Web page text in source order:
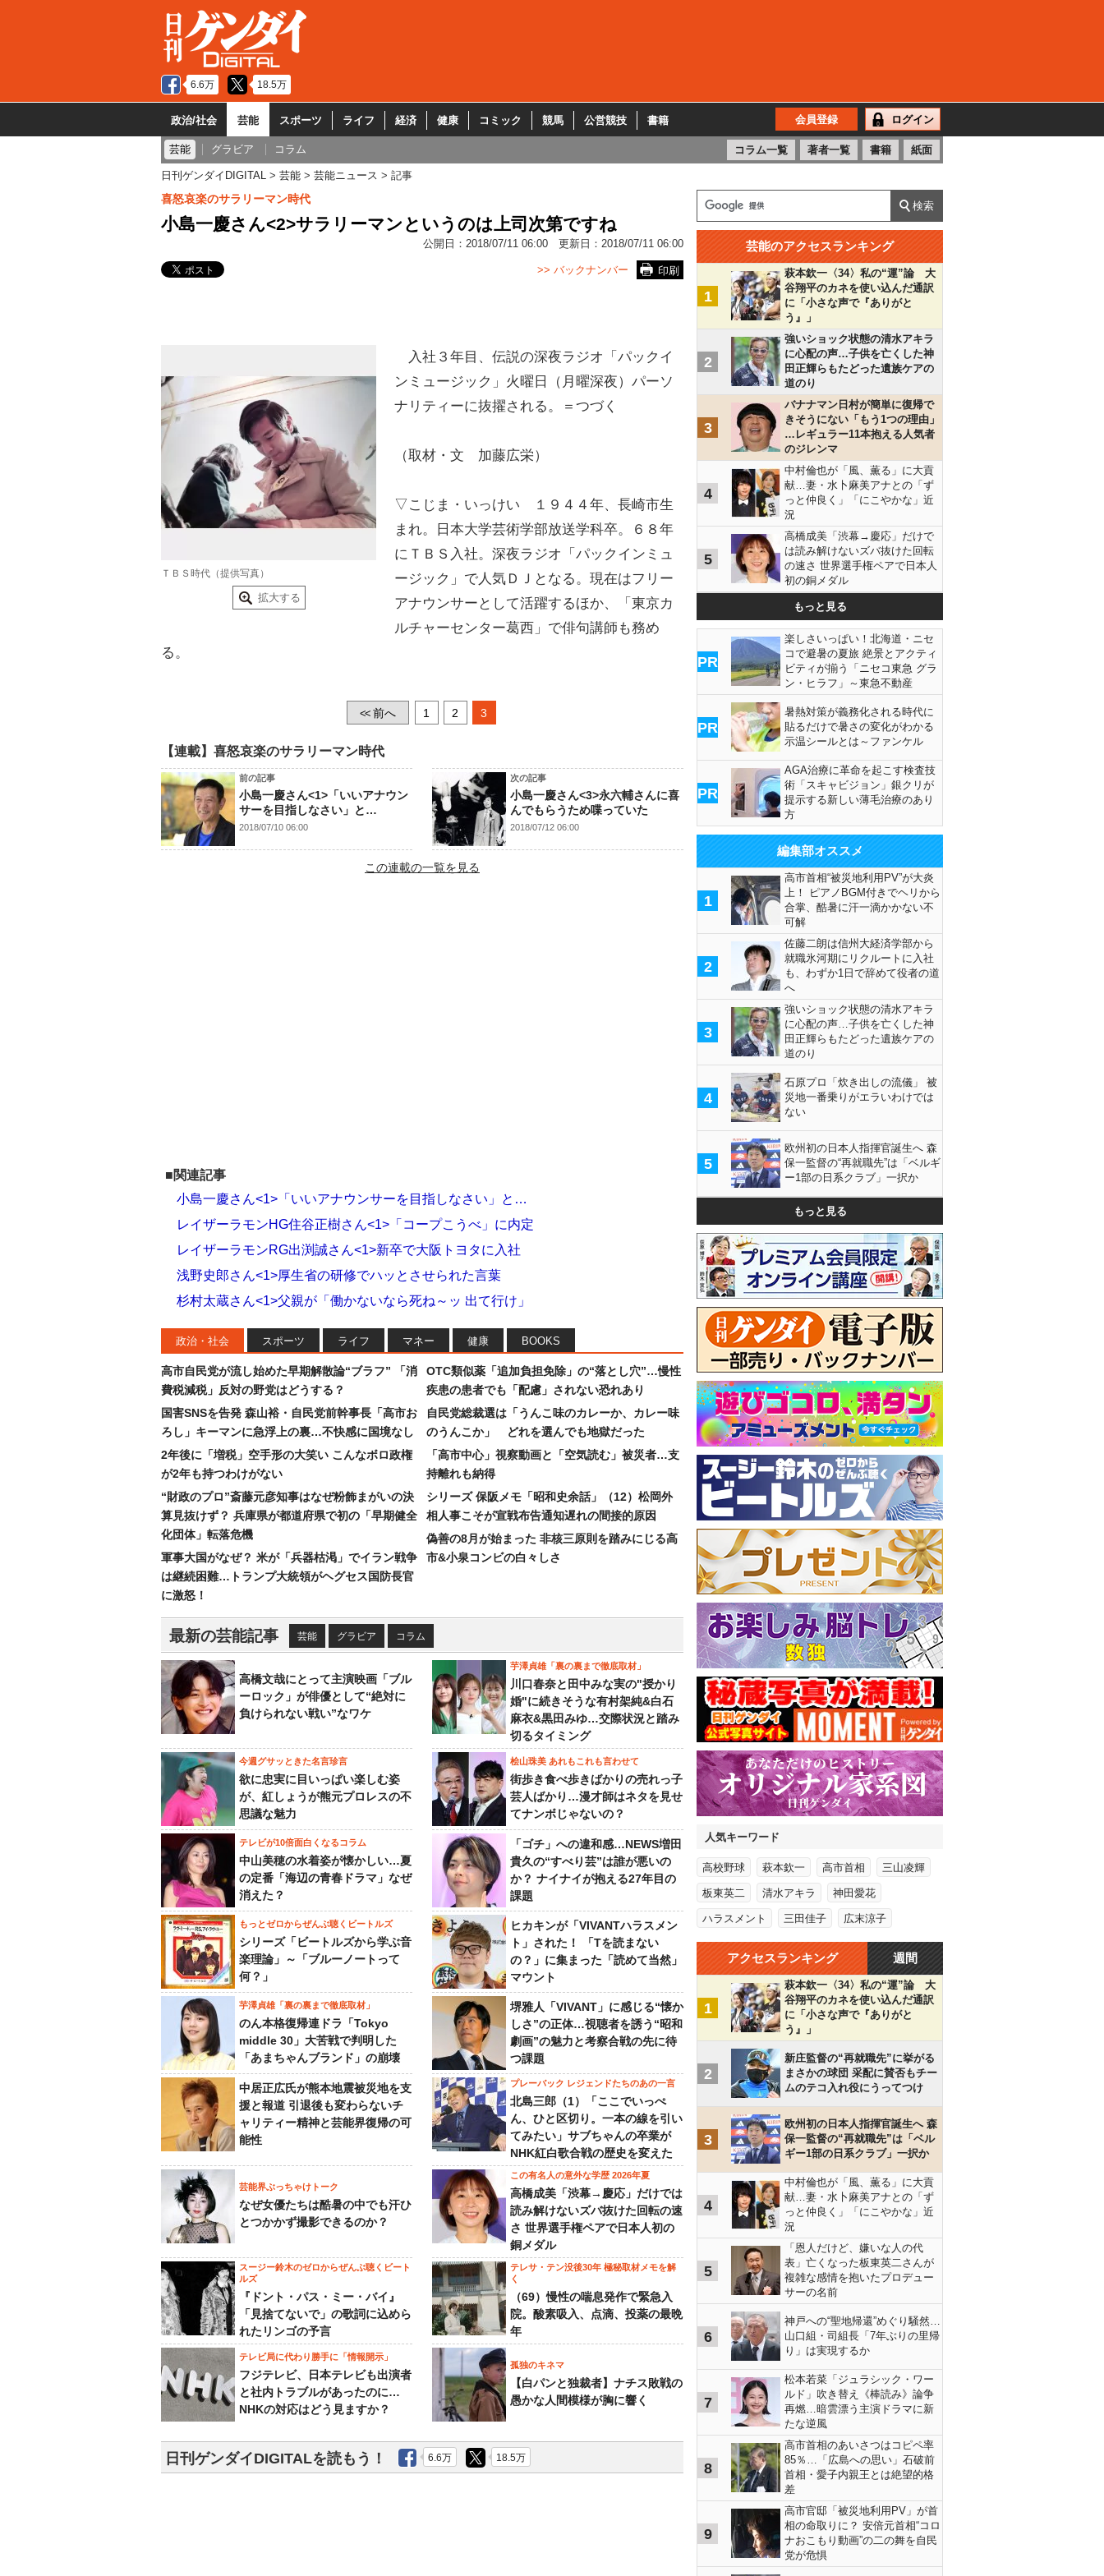
6.6万 18.5万
政治/社会 芸能 スポーツ ライフ 経済 健康 コミック 競馬 公営競技 書籍 会員登録 ログイン
芸能 グラビア コラム コラム一覧 著者一覧 書籍 紙面
日刊ゲンダイDIGITAL 芸能 芸能ニュース 記事
喜怒哀楽のサラリーマン時代
小島一慶さん<2>サラリーマンというのは上司次第ですね
公開日： 2018/07/11 06:00 更新日： 2018/07/11 06:00
印刷
>> バックナンバー
ＴＢＳ時代（提供写真）
拡大する
入社３年目、伝説の深夜ラジオ「パックイ
ンミュージック」火曜日（月曜深夜）パーソ
ナリティーに抜擢される。＝つづく
（取材・文 加藤広栄）
▽こじま・いっけい １９４４年、長崎市生
まれ。日本大学芸術学部放送学科卒。６８年
にＴＢＳ入社。深夜ラジオ「パックインミュ
ージック」で人気ＤＪとなる。現在はフリー
アナウンサーとして活躍するほか、「東京カ
ルチャーセンター葛西」で俳句講師も務め
る。
<<前へ 1 2 3
【連載】喜怒哀楽のサラリーマン時代
前の記事
小島一慶さん<1>「いいアナウン
サーを目指しなさい」と…
2018/07/10 06:00
次の記事
小島一慶さん<3>永六輔さんに喜
んでもらうため喋っていた
2018/07/12 06:00
この連載の一覧を見る
■関連記事
小島一慶さん<1>「いいアナウンサーを目指しなさい」と…
レイザーラモンHG住谷正樹さん<1>「コープこうべ」に内定
レイザーラモンRG出渕誠さん<1>新卒で大阪トヨタに入社
浅野史郎さん<1>厚生省の研修でハッとさせられた言葉
杉村太蔵さん<1>父親が「働かないなら死ね～ッ 出て行け」
政治・社会 スポーツ ライフ マネー 健康 BOOKS
高市自民党が流し始めた早期解散論“ブラフ” 「消
費税減税」反対の野党はどうする？
国害SNSを告発 森山裕・自民党前幹事長「高市お
ろし」キーマンに急浮上の裏…不快感に国境なし
2年後に「増税」空手形の大笑い こんなボロ政権
が2年も持つわけがない
“財政のプロ”斎藤元彦知事はなぜ粉飾まがいの決
算見抜けず？ 兵庫県が都道府県で初の「早期健全
化団体」転落危機
軍事大国がなぜ？ 米が「兵器枯渇」でイラン戦争
は継続困難…トランプ大統領がヘグセス国防長官
に激怒！
OTC類似薬「追加負担免除」の“落とし穴”…慢性
疾患の患者でも「配慮」されない恐れあり
自民党総裁選は「うんこ味のカレーか、カレー味
のうんこか」 どれを選んでも地獄だった
「高市中心」視察動画と「空気読む」被災者…支
持離れも納得
シリーズ 保阪メモ「昭和史余話」（12）松岡外
相人事こそが宣戦布告通知遅れの間接的原因
偽善の8月が始まった 非核三原則を踏みにじる高
市&小泉コンビの白々しさ
最新の芸能記事 芸能 グラビア コラム
高橋文哉にとって主演映画「ブル
ーロック」が俳優として“絶対に
負けられない戦い”なワケ
芋澤貞雄「裏の裏まで徹底取材」
川口春奈と田中みな実の"授かり
婚"に続きそうな有村架純&白石
麻衣&黒田みゆ…交際状況と踏み
切るタイミング
今週グサッときた名言珍言
欲に忠実に目いっぱい楽しむ姿
が、紅しょうが熊元プロレスの不
思議な魅力
桧山珠美 あれもこれも言わせて
街歩き食べ歩きばかりの売れっ子
芸人ばかり…漫才師はネタを見せ
てナンボじゃないの？
テレビが10倍面白くなるコラム
中山美穂の水着姿が懐かしい…夏
の定番「海辺の青春ドラマ」なぜ
消えた？
「ゴチ」への違和感…NEWS増田
貴久の“すべり芸”は誰が悪いの
か？ ナイナイが抱える27年目の
課題
もっとゼロからぜんぶ聴くビートルズ
シリーズ「ビートルズから学ぶ音
楽理論」～「ブルーノートって
何？」
ヒカキンが「VIVANTハラスメン
ト」された！ 「Tを読まない
の？」に集まった「読めて当然」
マウント
芋澤貞雄「裏の裏まで徹底取材」
のん本格復帰連ドラ「Tokyo
middle 30」大苦戦で判明した
「あまちゃんブランド」の崩壊
堺雅人「VIVANT」に感じる“懐か
しさ”の正体…視聴者を誘う“昭和
劇画”の魅力と考察合戦の先に待
つ課題
中居正広氏が熊本地震被災地を支
援と報道 引退後も変わらないチ
ャリティー精神と芸能界復帰の可
能性
プレーバック レジェンドたちのあの一言
北島三郎（1）「ここでいっぺ
ん、ひと区切り。一本の線を引い
てみたい」サブちゃんの卒業が
NHK紅白歌合戦の歴史を変えた
芸能界ぶっちゃけトーク
なぜ女優たちは酷暑の中でも汗ひ
とつかかず撮影できるのか？
この有名人の意外な学歴 2026年夏
高橋成美「渋幕→慶応」だけでは
読み解けないズバ抜けた回転の速
さ 世界選手権ペアで日本人初の
銅メダル
スージー鈴木のゼロからぜんぶ聴くビート
ルズ
『ドント・パス・ミー・バイ』
「見捨てないで」の歌詞に込めら
れたリンゴの予言
テレサ・テン没後30年 極秘取材メモを解
く
（69）慢性の喘息発作で緊急入
院。酸素吸入、点滴、投薬の最晩
年
テレビ局に代わり勝手に「情報開示」
フジテレビ、日本テレビも出演者
と社内トラブルがあったのに…
NHKの対応はどう見ますか？
孤独のキネマ
【白パンと独裁者】ナチス敗戦の
愚かな人間模様が胸に響く
日刊ゲンダイDIGITALを読もう！ 6.6万 18.5万
芸能のアクセスランキング
1
萩本欽一〈34〉私の“運”論 大
谷翔平のカネを使い込んだ通訳
に「小さな声で『ありがと
う』」
2
強いショック状態の清水アキラ
に心配の声…子供を亡くした神
田正輝らもたどった遺族ケアの
道のり
3
バナナマン日村が簡単に復帰で
きそうにない「もう1つの理由」
…レギュラー11本抱える人気者
のジレンマ
4
中村倫也が「風、薫る」に大貢
献…妻・水卜麻美アナとの「ず
っと仲良く」「にこやかな」近
況
5
高橋成美「渋幕→慶応」だけで
は読み解けないズバ抜けた回転
の速さ 世界選手権ペアで日本人
初の銅メダル
もっと見る
PR
楽しさいっぱい！北海道・ニセ
コで避暑の夏旅 絶景とアクティ
ビティが揃う「ニセコ東急 グラ
ン・ヒラフ」～東急不動産
PR
暑熱対策が義務化される時代に
貼るだけで暑さの変化がわかる
示温シールとは～ファンケル
PR
AGA治療に革命を起こす検査技
術「スキャビジョン」銀クリが
提示する新しい薄毛治療のあり
方
編集部オススメ
1
高市首相“被災地利用PV”が大炎
上！ ピアノBGM付きでヘリから
合掌、酷暑に汗一滴かかない不
可解
2
佐藤二朗は信州大経済学部から
就職氷河期にリクルートに入社
も、わずか1日で辞めて役者の道
へ
3
強いショック状態の清水アキラ
に心配の声…子供を亡くした神
田正輝らもたどった遺族ケアの
道のり
4
石原プロ「炊き出しの流儀」 被
災地一番乗りがエラいわけでは
ない
5
欧州初の日本人指揮官誕生へ 森
保一監督の“再就職先”は「ベルギ
ー1部の日系クラブ」一択か
もっと見る
人気キーワード
高校野球 萩本欽一 高市首相 三山凌輝
板東英二 清水アキラ 神田愛花
ハラスメント 三田佳子 広末涼子
アクセスランキング 週間
1
萩本欽一〈34〉私の“運”論 大
谷翔平のカネを使い込んだ通訳
に「小さな声で『ありがと
う』」
2
新庄監督の“再就職先”に挙がる
まさかの球団 采配に賛否もチー
ムのテコ入れ役にうってつけ
3
欧州初の日本人指揮官誕生へ 森
保一監督の“再就職先”は「ベル
ギー1部の日系クラブ」一択か
4
中村倫也が「風、薫る」に大貢
献…妻・水卜麻美アナとの「ず
っと仲良く」「にこやかな」近
況
5
「恩人だけど、嫌いな人の代
表」亡くなった板東英二さんが
複雑な感情を抱いたプロデュー
サーの名前
6
神戸への“聖地帰還”めぐり騒然…
山口組・司組長「7年ぶりの里帰
り」は実現するか
7
松本若菜「ジュラシック・ワー
ルド」吹き替え《棒読み》論争
再燃…暗雲漂う主演ドラマに新
たな逆風
8
高市首相のあいさつはコピペ率
85％…「広島への思い」石破前
首相・愛子内親王とは絶望的格
差
9
高市官邸「被災地利用PV」が首
相の命取りに？ 安倍元首相“コロ
ナおこもり動画”の二の舞を自民
党が危惧